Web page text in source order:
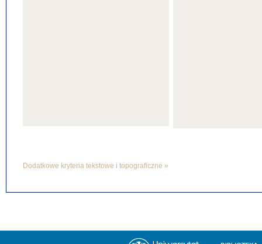
Dodatkowe kryteria tekstowe i topograficzne »